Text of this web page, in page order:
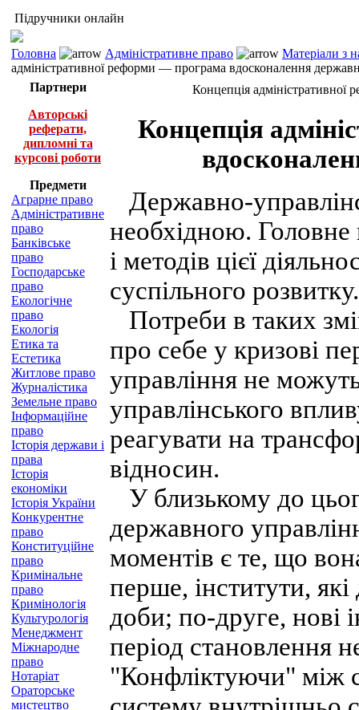
Підручники онлайн
Головна Адміністративне право
Матеріали з
адміністративної реформи — програма вдосконалення
Партнери
Авторські
реферати,
дипломні та
курсові роботи
Предмети
Аграрне право
Адміністративне
право
Банківське
право
Господарське
право
Екологічне
право
Екологія
Етика та
Естетика
Житлове право
Журналістика
Земельне право
Інформаційне
право
Історія держави і
права
Історія
економіки
Історія України
Конкурентне
право
Конституційне
право
Кримінальне
право
Кримінологія
Культурологія
Менеджмент
Міжнародне
право
Нотаріат
Ораторське
мистецтво
Концепція
Концепція
Державно-
необхідною. Головне
і методів цієї
суспільного розвитку.
Потреби в таких
про себе у кризові
управління не
управлінського
реагувати на
відносин.
У близькому до
державного
моментів є те, що
перше, інститути, які
доби; по-друге, нові
період становлення
"Конфліктуючи" між